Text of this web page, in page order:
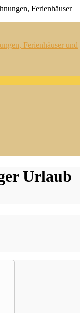
Ferienhäuser und
Urlaub